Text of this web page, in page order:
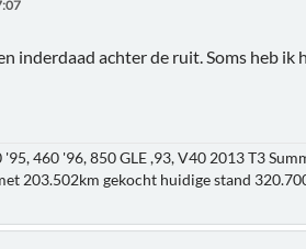
inderdaad achter de ruit. Soms heb
460 '96, 850 GLE ,93, V40 2013 T3
203.502km gekocht huidige stand